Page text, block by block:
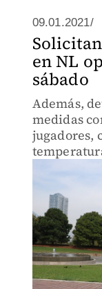
09.01.2021/
en NL
sábado
Además,
medidas
jugadores,